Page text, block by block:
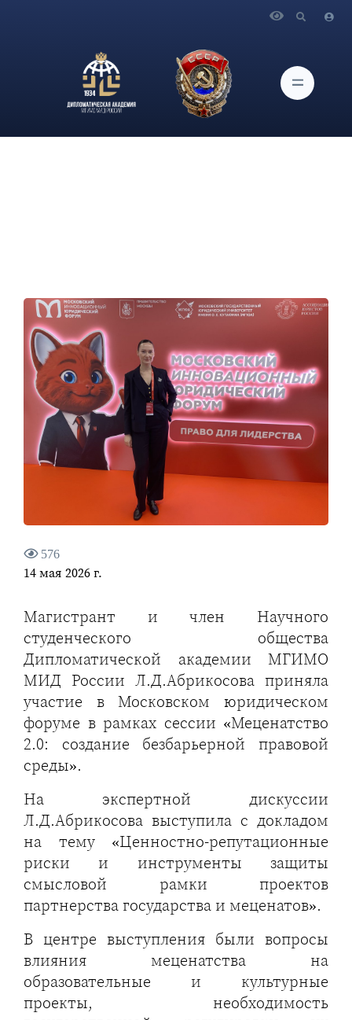
юридическом форуме
576
14 мая 2026 г.
Магистрант и член Научного
студенческого общества
Дипломатической академии МГИМО
МИД России Л.Д.Абрикосова приняла
участие в Московском юридическом
форуме в рамках сессии «Меценатство
2.0: создание безбарьерной правовой
среды».
На экспертной дискуссии
Л.Д.Абрикосова выступила с докладом
на тему «Ценностно-репутационные
риски и инструменты защиты
смысловой рамки проектов
партнерства государства и меценатов».
В центре выступления были вопросы
влияния меценатства на
образовательные и культурные
проекты, необходимость